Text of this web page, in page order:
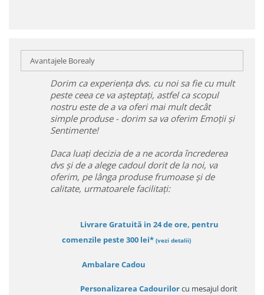
Avantajele Borealy
Dorim ca experiența dvs. cu noi sa fie cu mult
peste ceea ce va așteptați, astfel ca scopul
nostru este de a va oferi mai mult decât
simple produse - dorim sa va oferim Emoții și
Sentimente!
Daca luați decizia de a ne acorda încrederea
dvs și de a alege cadoul dorit de la noi, va
oferim, pe lânga produse frumoase și de
calitate, urmatoarele facilitați:
Livrare Gratuită in 24 de ore, pentru
comenzile peste 300 lei* (vezi detalii)
Ambalare Cadou
Personalizarea Cadourilorcu mesajul dorit